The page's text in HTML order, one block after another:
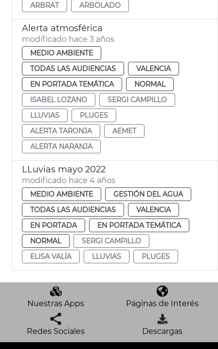
ARBRAT
ARBOLADO
Alerta atmosférica
modificado hace 3 años
MEDIO AMBIENTE
TODAS LAS AUDIENCIAS
VALENCIA
EN PORTADA TEMÁTICA
NORMAL
ISABEL LOZANO
SERGI CAMPILLO
LLUVIAS
PLUGES
ALERTA TARONJA
AEMET
ALERTA NARANJA
LLuvias mayo 2022
modificado hace 4 años
MEDIO AMBIENTE
GESTIÓN DEL AGUA
TODAS LAS AUDIENCIAS
VALENCIA
EN PORTADA
EN PORTADA TEMÁTICA
NORMAL
SERGI CAMPILLO
ELISA VALÍA
LLUVIAS PLUGES
Nuestras Apps Páginas de Interés
Redes Sociales Descargas